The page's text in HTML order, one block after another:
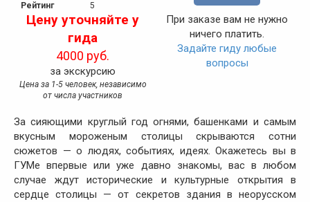
Рейтинг
5
Цену уточняйте у
гида
4000 руб.
за экскурсию
Цена за 1-5 человек, независимо
от числа участников
При заказе вам не нужно
ничего платить.
Задайте гиду любые
вопросы
За сияющими круглый год огнями, башенками и самым
вкусным мороженым столицы скрываются сотни
сюжетов — о людях, событиях, идеях. Окажетесь вы в
ГУМе впервые или уже давно знакомы, вас в любом
случае ждут исторические и культурные открытия в
сердце столицы — от секретов здания в неорусском